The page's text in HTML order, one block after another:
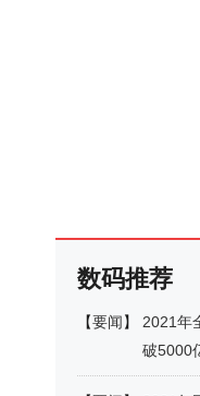
数码推荐
【要闻】
2021年
破5000